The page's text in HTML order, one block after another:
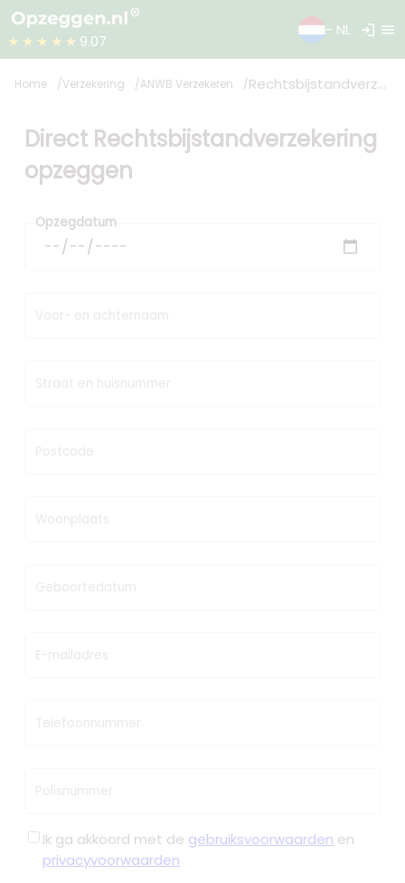
★★★★★ 9.07
- NL login menu
Home Verzekering ANWB Verzekeren Rechtsbijstandverzekering
Direct Rechtsbijstandverzekering
opzeggen
Opzegdatum
Voor- en achternaam
Straat en huisnummer
Postcode
Woonplaats
Geboortedatum
E-mailadres
Telefoonnummer
Polisnummer
Ik ga akkoord met de gebruiksvoorwaarden en
privacyvoorwaarden